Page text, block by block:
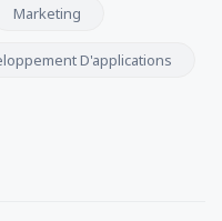
Marketing
D'applications